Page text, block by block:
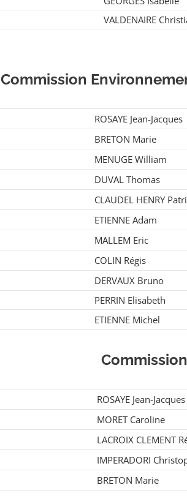
VALDENAIRE
Commission
ROSAYE Jean-Jacques
BRETON Marie
MENUGE William
DUVAL Thomas
CLAUDEL HENRY
ETIENNE Adam
MALLEM Eric
COLIN Régis
DERVAUX Bruno
PERRIN Elisabeth
ETIENNE Michel
ROSAYE Jean-Jacques
MORET Caroline
LACROIX CLEMENT
IMPERADORI
BRETON Marie